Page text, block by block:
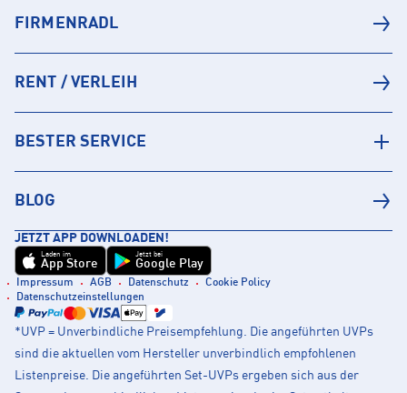
FIRMENRADL
RENT / VERLEIH
BESTER SERVICE
BLOG
JETZT APP DOWNLOADEN!
Laden im
App Store
Jetzt bei
Google Play
Impressum AGB Datenschutz
Cookie Policy
Datenschutzeinstellungen
*UVP = Unverbindliche Preisempfehlung. Die angeführten UVPs
sind die aktuellen vom Hersteller unverbindlich empfohlenen
Listenpreise. Die angeführten Set-UVPs ergeben sich aus der